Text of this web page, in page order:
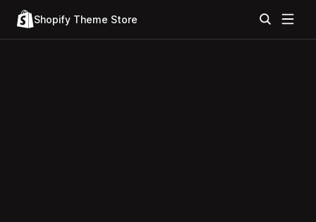
Shopify Theme Store